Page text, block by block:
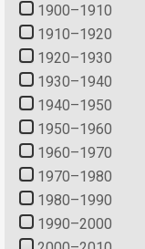
1900–1910
1910–1920
1920–1930
1930–1940
1940–1950
1950–1960
1960–1970
1970–1980
1980–1990
1990–2000